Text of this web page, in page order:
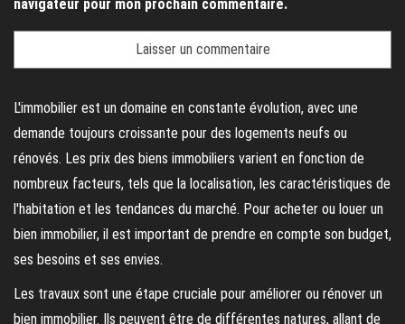
navigateur pour mon prochain commentaire.
L'immobilier est un domaine en constante évolution, avec une
demande toujours croissante pour des logements neufs ou
rénovés. Les prix des biens immobiliers varient en fonction de
nombreux facteurs, tels que la localisation, les caractéristiques de
l'habitation et les tendances du marché. Pour acheter ou louer un
bien immobilier, il est important de prendre en compte son budget,
ses besoins et ses envies.
Les travaux sont une étape cruciale pour améliorer ou rénover un
bien immobilier. Ils peuvent être de différentes natures, allant de